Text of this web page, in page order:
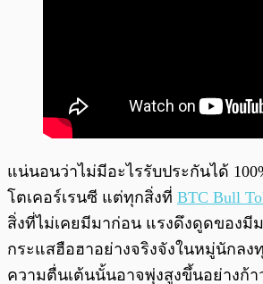
แน่นอนว่าไม่มีอะไรรับประกันได้
โตเคอร์เรนซี แต่ทุกสิ่งที่ BTC Bull
สิ่งที่ไม่เคยมีมาก่อน แรงดึงดูดของมีม
กระแสฮือฮาอย่างจริงจังในหมู่นักลง
ความตื่นเต้นนั้นอาจพุ่งสูงขึ้นอย่างก้า